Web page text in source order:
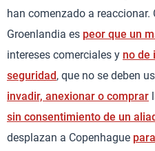
han comenzado a reaccionar.
Groenlandia es peor que un
intereses comerciales y no de
seguridad, que no se deben
invadir, anexionar o comprar
sin consentimiento de un
desplazan a Copenhague